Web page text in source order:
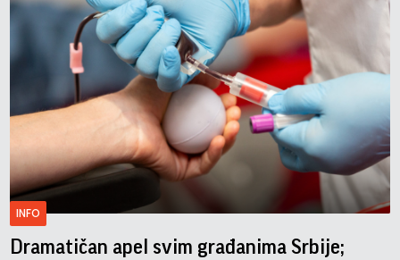
INFO
Dramatičan apel svim građanima Srbije;